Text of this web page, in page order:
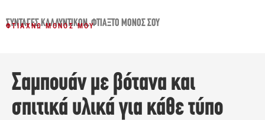
ΣΥΝΤΑΓΈΣ ΚΑΛΛΥΝΤΙΚΏΝ,ΦΤΙΆΞΤΟ ΜΌΝΟΣ ΣΟΥ
ΦΤΙΆΧΝΩ ΜΌΝΟΣ ΜΟΥ
Σαμπουάν με βότανα και
σπιτικά υλικά για κάθε τύπο